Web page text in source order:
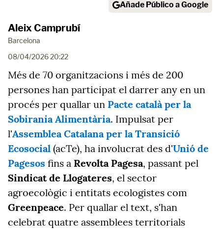
Añade Público a Google
Aleix Camprubí
Barcelona
08/04/2026 20:22
Més de 70 organitzacions i més de 200
persones han participat el darrer any en un
procés per quallar un Pacte català per la
Sobirania Alimentària. Impulsat per
l'Assemblea Catalana per la Transició
Ecosocial (acTe), ha involucrat des d'Unió de
Pagesos fins a Revolta Pagesa, passant pel
Sindicat de Llogateres, el sector
agroecològic i entitats ecologistes com
Greenpeace. Per quallar el text, s'han
celebrat quatre assemblees territorials